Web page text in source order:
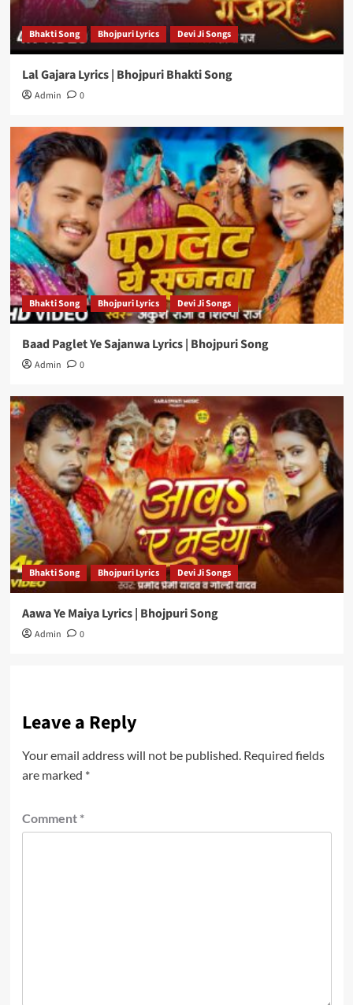
Bhakti Song Bhojpuri Lyrics Devi Ji Songs
Lal Gajara Lyrics | Bhojpuri Bhakti Song
Admin 0
Bhakti Song Bhojpuri Lyrics Devi Ji Songs
Baad Paglet Ye Sajanwa Lyrics | Bhojpuri Song
Admin 0
Bhakti Song Bhojpuri Lyrics Devi Ji Songs
Aawa Ye Maiya Lyrics | Bhojpuri Song
Admin 0
Leave a Reply
Your email address will not be published. Required fields
are marked *
Comment *